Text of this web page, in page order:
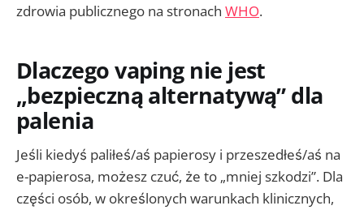
zdrowia publicznego na stronach WHO.
Dlaczego vaping nie jest
„bezpieczną alternatywą” dla
palenia
Jeśli kiedyś paliłeś/aś papierosy i przeszedłeś/aś na
e-papierosa, możesz czuć, że to „mniej szkodzi”. Dla
części osób, w określonych warunkach klinicznych,